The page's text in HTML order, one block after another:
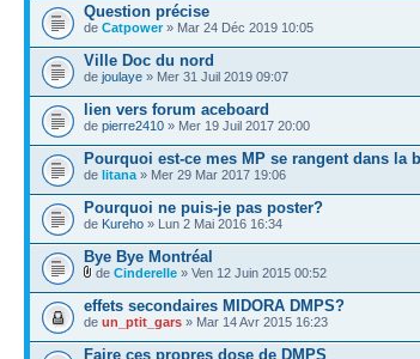
Question précise
de Catpower» Mar 24 Déc 2019 10:05
Ville Doc du nord
de joulaye » Mer 31 Juil 2019 09:07
lien vers forum aceboard
de pierre2410 » Mer 19 Juil 2017 20:00
Pourquoi est-ce mes MP se rangent dans la
de litana » Mer 29 Mar 2017 19:06
Pourquoi ne puis-je pas poster?
de Kureho » Lun 2 Mai 2016 16:34
Bye Bye Montréal
de Cinderelle » Ven 12 Juin 2015 00:52
effets secondaires MIDORA DMPS?
de un_ptit_gars » Mar 14 Avr 2015 16:23
Faire ces propres dose de DMPS